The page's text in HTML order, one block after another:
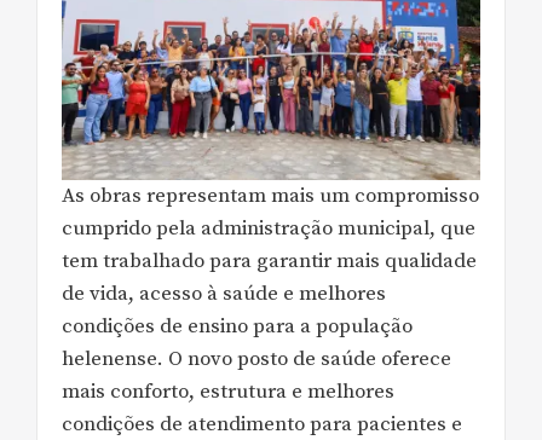
As obras representam mais um compromisso
cumprido pela administração municipal, que
tem trabalhado para garantir mais qualidade
de vida, acesso à saúde e melhores
condições de ensino para a população
helenense. O novo posto de saúde oferece
mais conforto, estrutura e melhores
condições de atendimento para pacientes e